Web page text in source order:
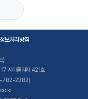
보처리방침
)
시티플라자 421호
782-2382)